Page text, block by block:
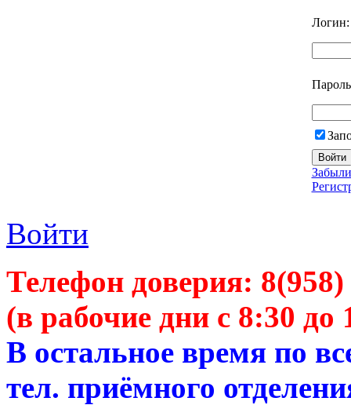
Логин:
Войти
Телефон доверия:
(в рабочие дни с 8:30 до
В остальное время по
тел. приёмного